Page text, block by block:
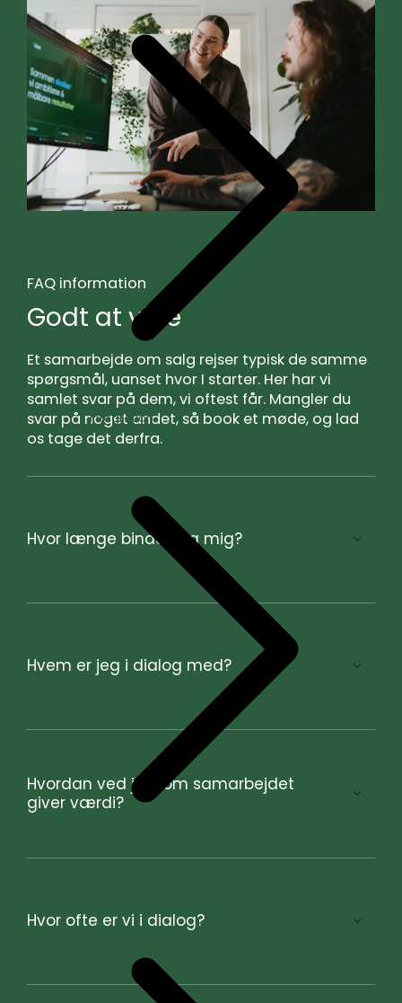
Integration
FAQ information
Godt at vide
Et samarbejde om salg rejser typisk de samme
spørgsmål, uanset hvor I starter. Her har vi
samlet svar på dem, vi oftest får. Mangler du
svar på noget andet, så book et møde, og lad
os tage det derfra.
Hvor længe binder jeg mig?
Hvem er jeg i dialog med?
Hvordan ved jeg, om samarbejdet
giver værdi?
Hvor ofte er vi i dialog?